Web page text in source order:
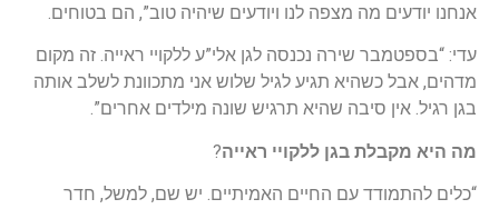
אנחנו יודעים מה מצפה לנו ויודעים שיהיה טוב”, הם בטוחים.
עדי: “בספטמבר שירה נכנסה לגן אלי”ע ללקויי ראייה. זה מקום
מדהים, אבל כשהיא תגיע לגיל שלוש אני מתכוונת לשלב אותה
בגן רגיל. אין סיבה שהיא תרגיש שונה מילדים אחרים”.
מה היא מקבלת בגן ללקויי ראייה?
“כלים להתמודד עם החיים האמיתיים. יש שם, למשל, חדר